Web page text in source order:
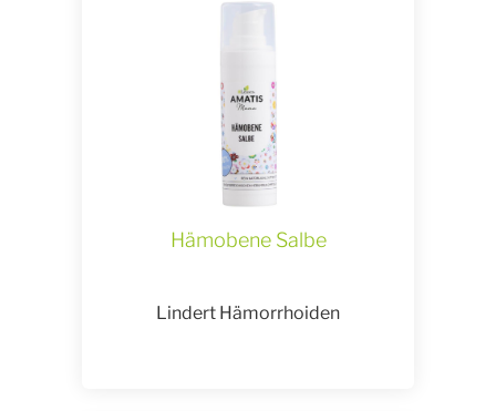
Hämobene Salbe
Lindert Hämorrhoiden